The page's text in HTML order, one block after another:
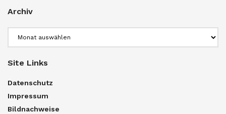
Archiv
Site Links
Datenschutz
Impressum
Bildnachweise